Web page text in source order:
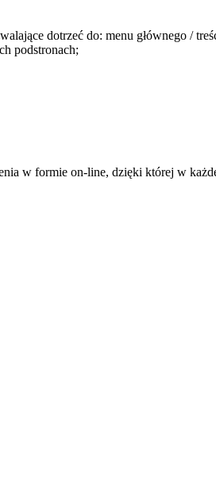
dotrzeć do: menu głównego /
podstronach;
w formie on-line, dzięki której w